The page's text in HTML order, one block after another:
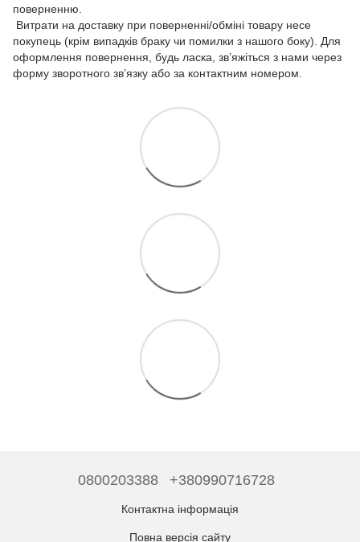
поверненню.
Витрати на доставку при поверненні/обміні товару несе
покупець (крім випадків браку чи помилки з нашого боку). Для
оформлення повернення, будь ласка, зв’яжіться з нами через
форму зворотного зв’язку або за контактним номером.
0800203388 +380990716728
Контактна інформація
Повна версія сайту